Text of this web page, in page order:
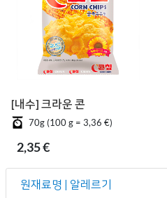
[내수] 크라운 콘칲
70g (100 g = 3,36 €)
2,35 €
원재료명 | 알레르기